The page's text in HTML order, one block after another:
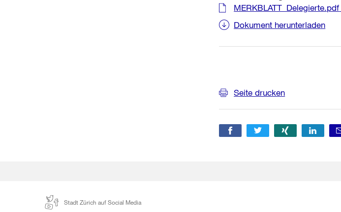
MERKBLATT_Delegierte.pdf
Dokument herunterladen
Informationen
Seite drucken
Stadt Zürich auf Social Media